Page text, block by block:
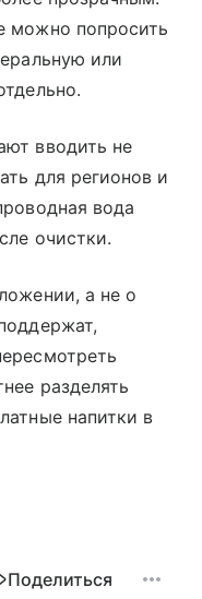
можно попросить
или
вводить не
для регионов и
вода
очистки.
а не о
разделять
напитки в
Поделиться